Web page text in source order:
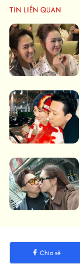
TIN LIÊN QUAN
Chia sẻ